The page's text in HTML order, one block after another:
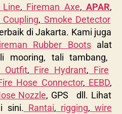
, Fireman Axe, APAR,
, Smoke Detector
di Jakarta. Kami juga
Rubber Bootsalat
mooring, tali tambang,
Outfit, Fire Hydrant, Fire
Hose Connector, EEBD,
Nozzle, GPS dll. Lihat
sini. Rantai, rigging, wire